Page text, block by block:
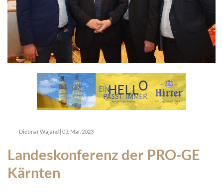
Dietmar Wajand | 03. Mar. 2023
Landeskonferenz der PRO-GE
Kärnten